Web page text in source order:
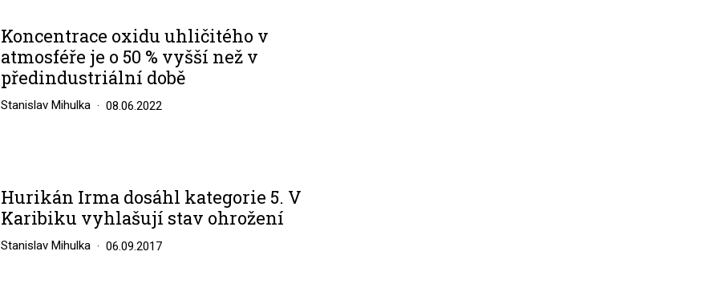
Koncentrace oxidu uhličitého v
atmosféře je o 50 % vyšší než v
předindustriální době
Stanislav Mihulka 08.06.2022
Hurikán Irma dosáhl kategorie 5. V
Karibiku vyhlašují stav ohrožení
Stanislav Mihulka 06.09.2017